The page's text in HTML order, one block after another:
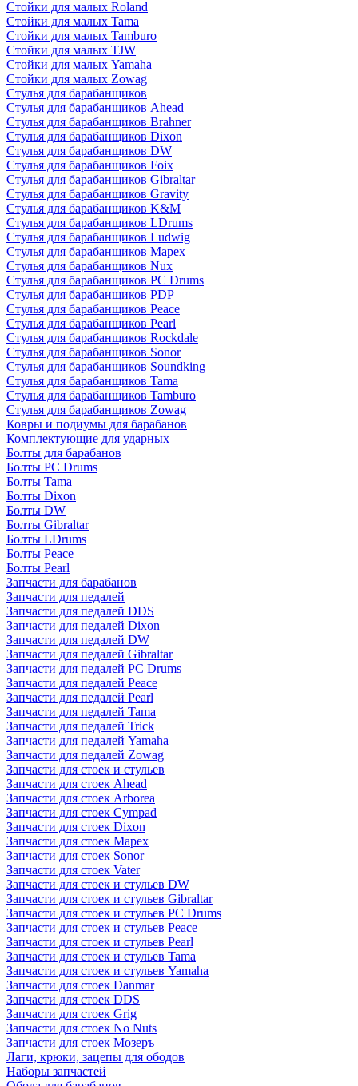
Стойки для малых Roland
Стойки для малых Tama
Стойки для малых Tamburo
Стойки для малых TJW
Стойки для малых Yamaha
Стойки для малых Zowag
Стулья для барабанщиков
Стулья для барабанщиков Ahead
Стулья для барабанщиков Brahner
Стулья для барабанщиков Dixon
Стулья для барабанщиков DW
Стулья для барабанщиков Foix
Стулья для барабанщиков Gibraltar
Стулья для барабанщиков Gravity
Стулья для барабанщиков K&M
Стулья для барабанщиков LDrums
Стулья для барабанщиков Ludwig
Стулья для барабанщиков Mapex
Стулья для барабанщиков Nux
Стулья для барабанщиков PC Drums
Стулья для барабанщиков PDP
Стулья для барабанщиков Peace
Стулья для барабанщиков Pearl
Стулья для барабанщиков Rockdale
Стулья для барабанщиков Sonor
Стулья для барабанщиков Soundking
Стулья для барабанщиков Tama
Стулья для барабанщиков Tamburo
Стулья для барабанщиков Zowag
Ковры и подиумы для барабанов
Комплектующие для ударных
Болты для барабанов
Болты PC Drums
Болты Tama
Болты Dixon
Болты DW
Болты Gibraltar
Болты LDrums
Болты Peace
Болты Pearl
Запчасти для барабанов
Запчасти для педалей
Запчасти для педалей DDS
Запчасти для педалей Dixon
Запчасти для педалей DW
Запчасти для педалей Gibraltar
Запчасти для педалей PC Drums
Запчасти для педалей Peace
Запчасти для педалей Pearl
Запчасти для педалей Tama
Запчасти для педалей Trick
Запчасти для педалей Yamaha
Запчасти для педалей Zowag
Запчасти для стоек и стульев
Запчасти для стоек Ahead
Запчасти для стоек Arborea
Запчасти для стоек Cympad
Запчасти для стоек Dixon
Запчасти для стоек Mapex
Запчасти для стоек Sonor
Запчасти для стоек Vater
Запчасти для стоек и стульев DW
Запчасти для стоек и стульев Gibraltar
Запчасти для стоек и стульев PC Drums
Запчасти для стоек и стульев Peace
Запчасти для стоек и стульев Pearl
Запчасти для стоек и стульев Tama
Запчасти для стоек и стульев Yamaha
Запчасти для стоек Danmar
Запчасти для стоек DDS
Запчасти для стоек Grig
Запчасти для стоек No Nuts
Запчасти для стоек Мозеръ
Лаги, крюки, зацепы для ободов
Наборы запчастей